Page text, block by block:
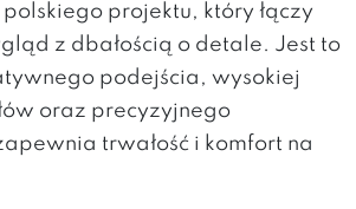
polskiego projektu, który łączy
z dbałością o detale. Jest to
podejścia, wysokiej
oraz precyzyjnego
trwałość i komfort na